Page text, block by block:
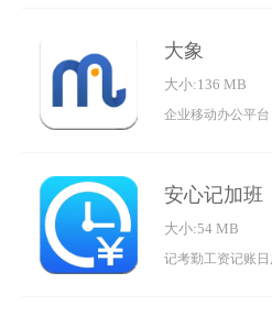
大象
大小:136 MB
企业移动办公平台
安心记加班
大小:54 MB
记考勤工资记账